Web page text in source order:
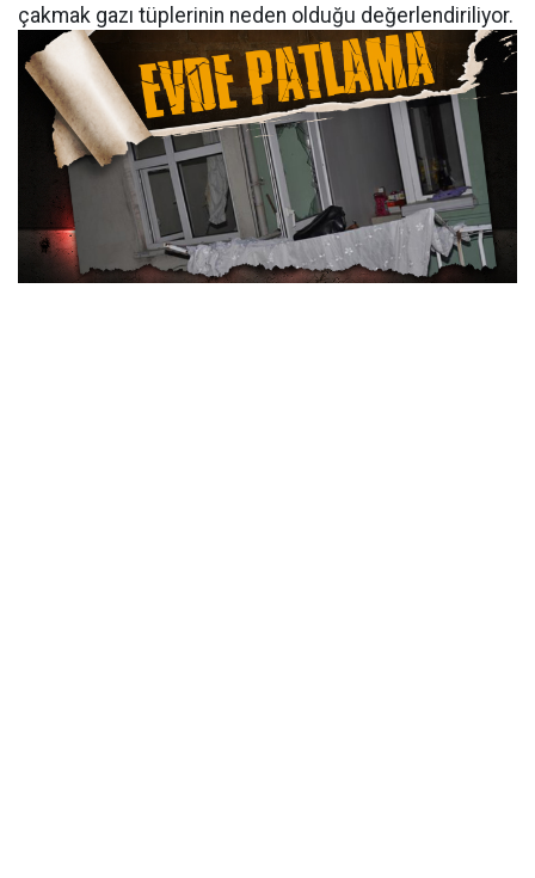
çakmak gazı tüplerinin neden olduğu değerlendiriliyor.